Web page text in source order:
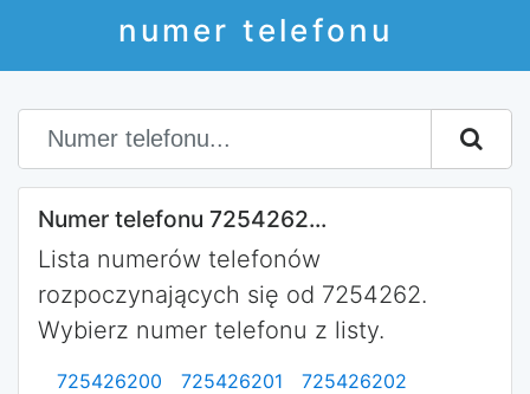
numer telefonu
Numer telefonu 7254262...
Lista numerów telefonów
rozpoczynających się od 7254262.
Wybierz numer telefonu z listy.
725426200 725426201
725426202